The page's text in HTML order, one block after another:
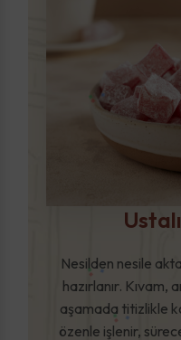
Nesilden nesile
hazırlanır.
aşamada titizlikle
özenle işlenir,